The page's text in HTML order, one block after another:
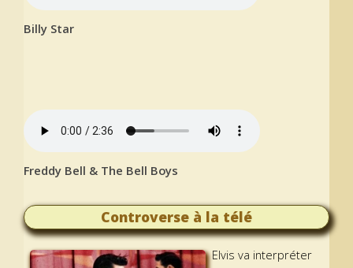
Billy Star
Freddy Bell & The Bell Boys
Controverse à la télé
Elvis va interpréter